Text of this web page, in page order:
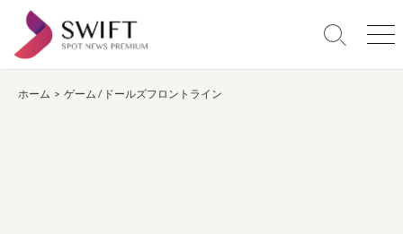
テ
検
メ
ホーム > ゲーム / ドールズフロントライン